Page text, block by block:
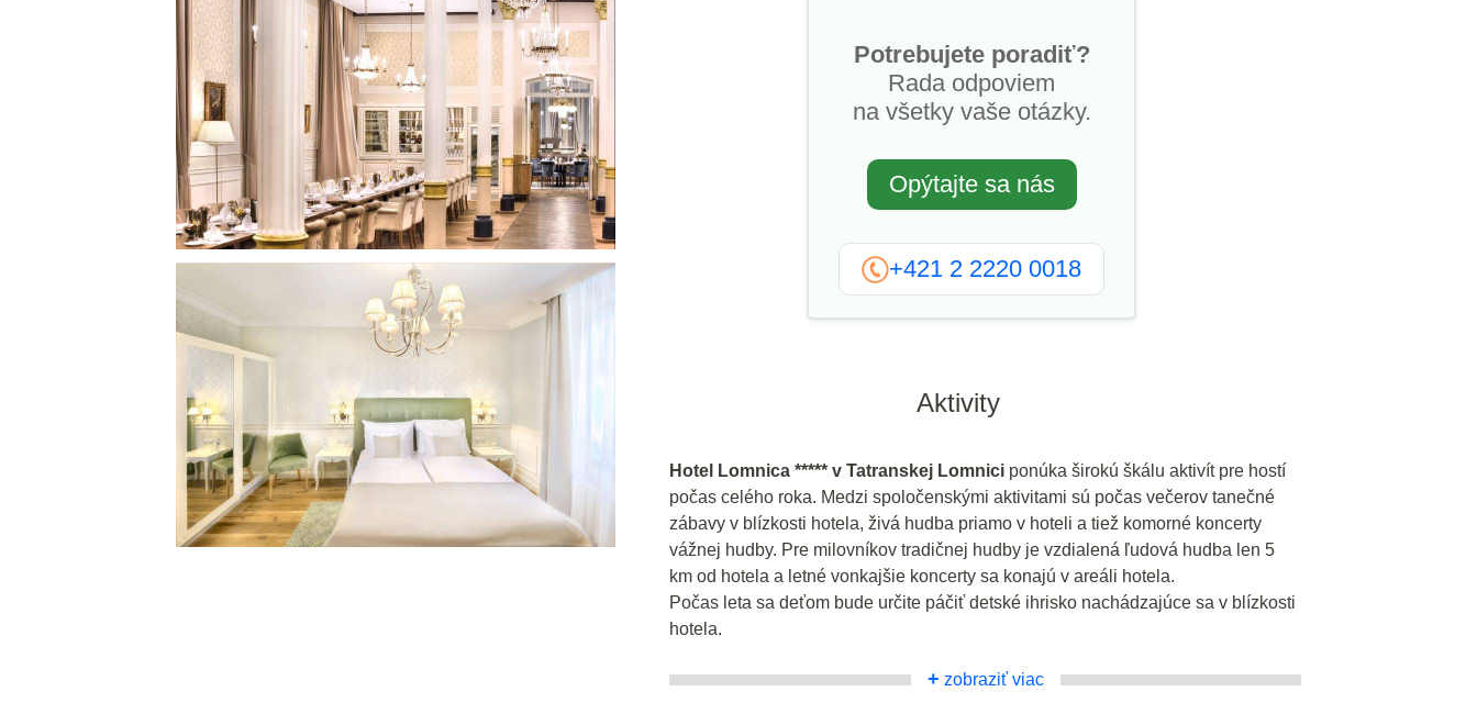
Potrebujete poradiť?
Rada odpoviem
na všetky vaše otázky.
Opýtajte sa nás
+421 2 2220 0018
Aktivity
Hotel Lomnica ***** v Tatranskej Lomnici ponúka širokú škálu aktivít pre hostí
počas celého roka. Medzi spoločenskými aktivitami sú počas večerov tanečné
zábavy v blízkosti hotela, živá hudba priamo v hoteli a tiež komorné koncerty
vážnej hudby. Pre milovníkov tradičnej hudby je vzdialená ľudová hudba len 5
km od hotela a letné vonkajšie koncerty sa konajú v areáli hotela.
Počas leta sa deťom bude určite páčiť detské ihrisko nachádzajúce sa v blízkosti
hotela.
+ zobraziť viac